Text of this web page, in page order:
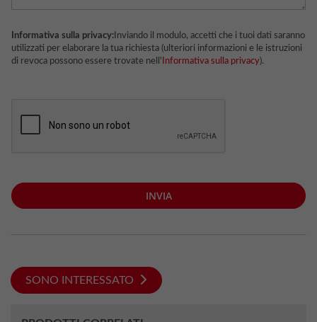
Informativa sulla privacy: Inviando il modulo, accetti che i tuoi dati saranno
utilizzati per elaborare la tua richiesta (ulteriori informazioni e le istruzioni
di revoca possono essere trovate nell' Informativa sulla privacy).
INVIA
SONO INTERESSATO